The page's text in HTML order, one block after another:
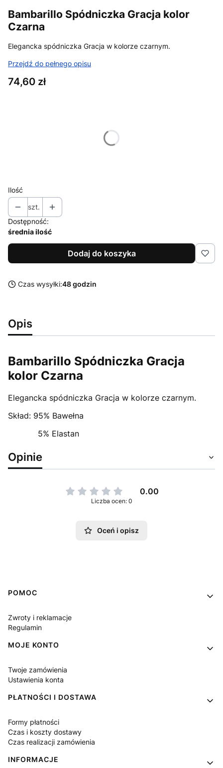
Bambarillo Spódniczka Gracja kolor
Czarna
Elegancka spódniczka Gracja w kolorze czarnym.
Przejdź do pełnego opisu
Cena
74,60 zł
Ilość
szt.
Dostępność:
średnia ilość
Dodaj do koszyka
Czas wysyłki:48 godzin
Opis
Bambarillo Spódniczka Gracja
kolor Czarna
Elegancka spódniczka Gracja w kolorze czarnym.
Skład: 95% Bawełna
5% Elastan
Opinie
0.00
Liczba ocen: 0
Oceń i opisz
Linki w stopce
POMOC
Zwroty i reklamacje
Regulamin
MOJE KONTO
Twoje zamówienia
Ustawienia konta
PŁATNOŚCI I DOSTAWA
Formy płatności
Czas i koszty dostawy
Czas realizacji zamówienia
INFORMACJE